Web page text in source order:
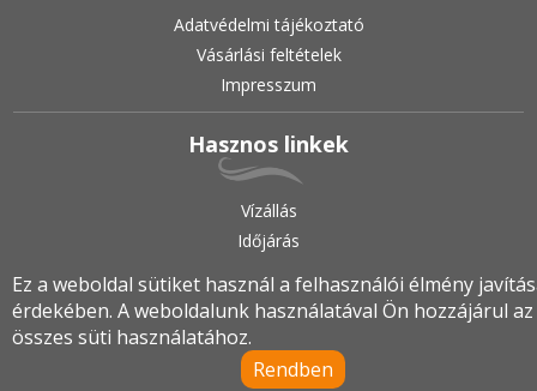
Adatvédelmi tájékoztató
Vásárlási feltételek
Impresszum
Hasznos linkek
Vízállás
Időjárás
2019.•© halfanatik.hu•Minden jog fenntartva!
Ez a weboldal sütiket használ a felhasználói élmény
érdekében. A weboldalunk használatával Ön hozzájárul az
összes süti használatához.
Rendben